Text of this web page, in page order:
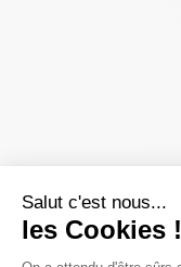
Salut c'est nous...
les Cookies !